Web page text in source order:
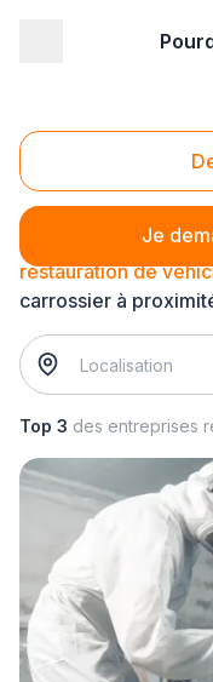
Je
Restauration de
restauration de
carrossier à
Top 3 des entreprises